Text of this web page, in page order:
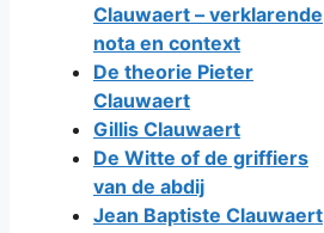
Clauwaert – verklarende
nota en context
De theorie Pieter
Clauwaert
Gillis Clauwaert
De Witte of de griffiers
van de abdij
Jean Baptiste Clauwaert